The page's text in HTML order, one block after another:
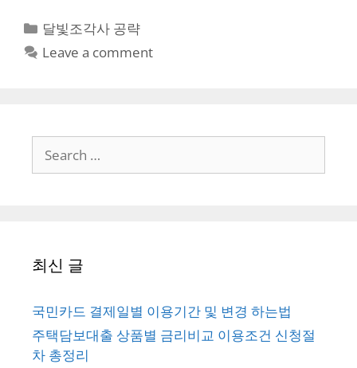
Categories
달빛조각사 공략
Leave a comment
for:
최신 글
국민카드 결제일별 이용기간 및 변경 하는법
주택담보대출 상품별 금리비교 이용조건 신청절
차 총정리